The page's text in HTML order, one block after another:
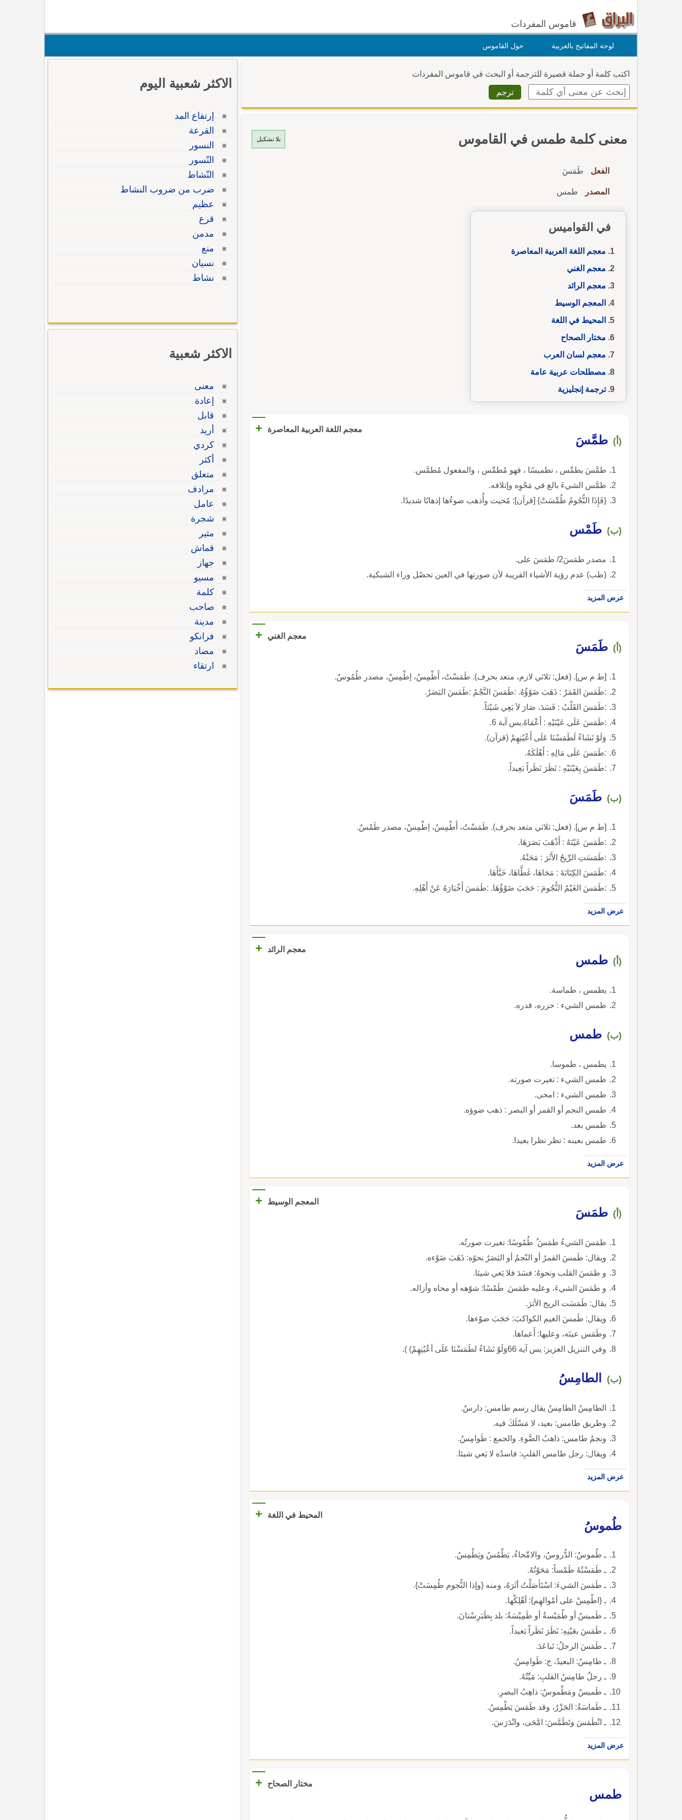
قاموس المفردات
لوحة المفاتيح بالعربية حول القاموس
اكتب كلمة أو جملة قصيرة للترجمة أو البحث في قاموس المفردات
بلا تشكيل معنى كلمة طمس في القاموس
الفعل طَمَسَ
المصدر طمس
في القواميس
معجم اللغة العربية المعاصرة
معجم الغني
معجم الرائد
المعجم الوسيط
المحيط في اللغة
مختار الصحاح
معجم لسان العرب
مصطلحات عربية عامة
ترجمة إنجليزية
معجم اللغة العربية المعاصرة +
(أ) طمَّسَ
طمَّسَ يطمِّس ، تطميسًا ، فهو مُطمِّس ، والمفعول مُطمَّس.
طمَّس الشيءَ بالغ في مَحْوِه وإتلافه.
{فَإِذَا النُّجُومُ طُمِّسَتْ} [قرآن]: مُحيت وأُذهب ضوءُها إذهابًا شديدًا.
(ب) طَمْس
مصدر طمَسَ2/ طمَسَ على.
(طب) عدم رؤية الأشياء القريبة لأن صورتها في العين تحصُل وراء الشبكية.
عرض المزيد
معجم الغني +
(أ) طَمَسَ
[ط م س]. (فعل: ثلاثي لازم، متعد بحرف). طَمَسْتُ، أَطْمِسُ، اِطْمِسْ، مصدر طُمُوسٌ.
:طَمَسَ القَمَرُ : ذَهَبَ ضَوْؤُهُ. :طَمَسَ النَّجْمُ :طَمَسَ البَصَرُ.
:طَمَسَ القَلْبُ : فَسَدَ، صَارَ لاَ يَعِي شَيْئاً.
:طَمَسَ عَلَى عَيْنَيْهِ : أَعْمَاهُ.يس آية 6.
وَلَوْ نَشَاءُ لَطَمَسْنَا عَلَى أَعْيُنِهِمْ (قرآن).
:طَمَسَ عَلَى مَالِهِ : أَهْلَكَهُ.
:طَمَسَ بِعَيْنَيْهِ : نَظَرَ نَظَراً بَعِيداً.
(ب) طَمَسَ
[ط م س]. (فعل: ثلاثي متعد بحرف). طَمَسْتُ، أَطْمِسُ، اِطْمِسْ، مصدر طَمْسٌ.
:طَمَسَ عَيْنَهُ : أَذْهَبَ بَصَرَهَا.
:طَمَسَتِ الرِّيحُ الأَثَرَ : مَحَتْهُ.
:طَمَسَ الكِتَابَةَ : مَحَاهَا، غَطَّاهَا، خَبَّأَهَا.
:طَمَسَ الغَيْمُ النُّجُومَ : حَجَبَ ضَوْؤُهَا. :طَمَسَ أَخْبَارَهُ عَنْ أَهْلِهِ.
عرض المزيد
معجم الرائد +
(أ) طمس
يطمس ، طماسة.
طمس الشيء : حزره، قدره.
(ب) طمس
يطمس ، طموسا.
طمس الشيء : تغيرت صورته.
طمس الشيء : امحى.
طمس النجم أو القمر أو البصر : ذهب ضوؤه.
طمس بعد.
طمس بعينه : نظر نظرا بعيدا.
عرض المزيد
المعجم الوسيط +
(أ) طمَسَ
طمَسَ الشيءُ طمَسَ ُ طُمُوسًا: تغيرت صورتُه.
ويقال: طَمسَ القمرُ أو النّجمُ أو البَصَرُ نحوُه: ذَهَبَ ضَوْءه.
و طمَسَ القلب ونحوهُ: فسَدَ فلا يَعي شيئا.
و طمَسَ الشيءَ، وعليه طمَسَ ِ طَمْسًا: شوّهه أو محاه وأزاله.
يقال: طَمَسَت الريح الأثرَ.
ويقال: طَمسَ الغيم الكواكبَ: حَجَبَ ضوْءها.
وطَمَس عينَه، وعليها: أَعماها.
وفي التنزيل العزيز: يس آية 66وَلَوْ نَشَاءُ لطَمَسْنَا عَلَى أعْيُنِهِمْ) ).
(ب) الطامِسُ
الطامِسُ الطامِسُ يقال رسم طامس: دارسٌ.
وطريق طامس: بعيد، لا مَسْلَكَ فيه.
ونجمٌ طامس: ذاهبُ الضَّوءِ. والجمع : طَوامِسُ.
ويقال: رجل طامس القلبِ: فاسدُه لا يَعي شيئا.
عرض المزيد
المحيط في اللغة
+
طُموسُ
ـ طُموسُ: الدُّروسُ، والامِّحاءُ، يَطْمُسُ ويَطْمِسُ.
ـ طَمَسْتُهُ طَمْساً: مَحَوْتُهُ.
ـ طَمَسَ الشيءَ: اسْتَأصَلْتُ أثَرَهُ، ومنه {وإذا النُّجوم طُمِسَتْ}.
ـ {اطْمِسْ على أمْوالهِم}: أهْلِكْها.
ـ طَميسُ أو طُمَيْسةُ أو طَمِيْسَةُ: بلد بِطَبَرِسْتانَ.
ـ طَمَسَ بعَيْنِهِ: نَظَرَ نَظَراً بَعيداً.
ـ طَمَسَ الرجلُ: تَباعَدَ.
ـ طامِسُ: البعيدُ، ج: طَوامِسُ.
ـ رجلٌ طامِسُ القلبِ: مَيِّتُهُ.
ـ طَميسٌ ومَطْموسٌ: ذاهِبُ البصرِ.
ـ طَماسَةُ: الحَزْرُ، وقد طَمَسَ يَطْمِسُ.
ـ انْطَمَسَ وتَطَمَّسَ: امَّحَى، وانْدَرَسَ.
عرض المزيد
مختار الصحاح
+
طمس
الاكثر شعبية اليوم
إرتفاع المد
القرعة
النسور
النّسور
النّشاط
ضرب من ضروب النشاط
عظيم
قرع
مدمن
منع
نسيان
نشاط
الاكثر شعبية
معنى
إعادة
قابل
أريد
كردي
أكثر
متعلق
مرادف
عامل
شجرة
مثير
قماش
جهاز
مسيو
كلمة
صاحب
مدينة
فرانكو
مضاد
ارتقاء